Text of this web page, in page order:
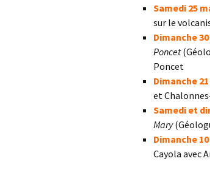
Samedi 25
sur le
Dimanche
Poncet
Poncet
Dimanche
et
Samedi et
Mary
Dimanche
Cayola avec